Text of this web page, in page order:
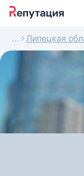
Липецкая